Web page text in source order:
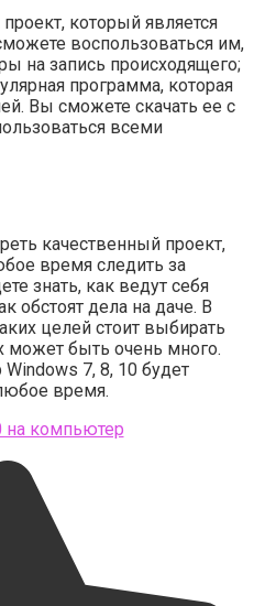
который является
воспользоваться им,
на запись происходящего;
программа, которая
Вы сможете скачать ее с
всеми
качественный проект,
время следить за
знать, как ведут себя
обстоят дела на даче. В
целей стоит выбирать
может быть очень много.
7, 8, 10 будет
время.
на компьютер